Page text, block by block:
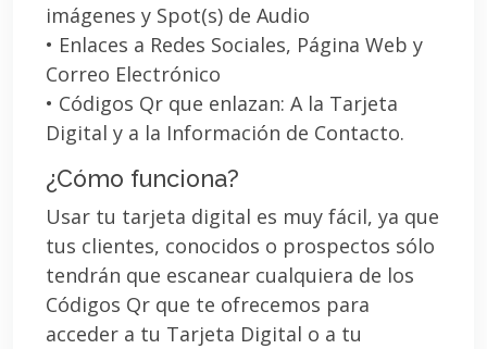
imágenes y Spot(s) de Audio
• Enlaces a Redes Sociales, Página Web y
Correo Electrónico
• Códigos Qr que enlazan: A la Tarjeta
Digital y a la Información de Contacto.
¿Cómo funciona?
Usar tu tarjeta digital es muy fácil, ya que
tus clientes, conocidos o prospectos sólo
tendrán que escanear cualquiera de los
Códigos Qr que te ofrecemos para
acceder a tu Tarjeta Digital o a tu